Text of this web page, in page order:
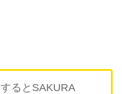
るとSAKURA